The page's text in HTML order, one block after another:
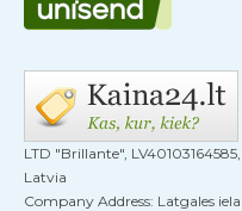
LTD "Brillante",
Latvia
Company Address: Latgales